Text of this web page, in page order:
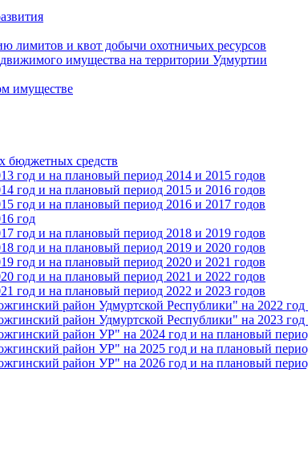
лимитов и квот добычи охотничьих ресурсов
имущества на территории Удмуртии
имуществе
бюджетных средств
и на плановый период 2014 и 2015 годов
и на плановый период 2015 и 2016 годов
и на плановый период 2016 и 2017 годов
год
и на плановый период 2018 и 2019 годов
и на плановый период 2019 и 2020 годов
и на плановый период 2020 и 2021 годов
и на плановый период 2021 и 2022 годов
и на плановый период 2022 и 2023 годов
район Удмуртской Республики" на 2022 год
район Удмуртской Республики" на 2023 год
район УР" на 2024 год и на плановый
район УР" на 2025 год и на плановый
район УР" на 2026 год и на плановый